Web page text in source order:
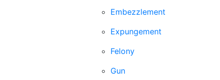
Embezzlement
Expungement
Felony
Gun